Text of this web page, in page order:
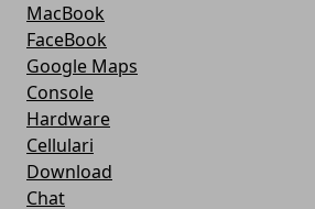
MacBook
FaceBook
Google Maps
Console
Hardware
Cellulari
Download
Chat